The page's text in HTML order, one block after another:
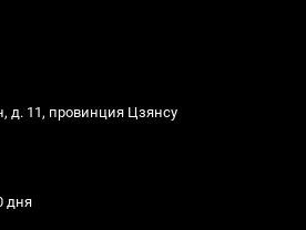
д. 11, провинция Цзянсу
дня